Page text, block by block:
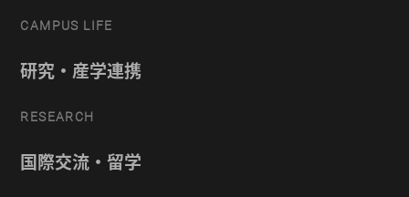
CAMPUS LIFE
研究・産学連携
RESEARCH
国際交流・留学